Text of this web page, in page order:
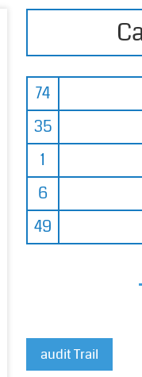
74
35
1
6
49
audit Trail